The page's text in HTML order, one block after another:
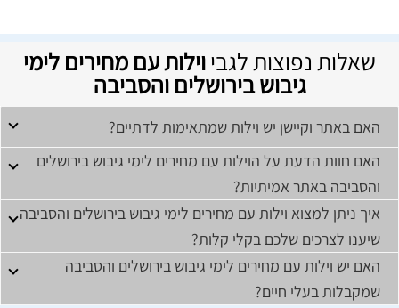
שאלות נפוצות לגביוילות עם מחירים לימי
גיבוש בירושלים והסביבה
האם באתר וקיישן יש וילות שמתאימות לדתיים?
האם חוות הדעת על הוילות עם מחירים לימי גיבוש בירושלים
והסביבה באתר אמיתיות?
איך ניתן למצוא וילות עם מחירים לימי גיבוש בירושלים והסביבה
שיענו לצרכים שלכם בקלי קלות?
האם יש וילות עם מחירים לימי גיבוש בירושלים והסביבה
שמקבלות בעלי חיים?